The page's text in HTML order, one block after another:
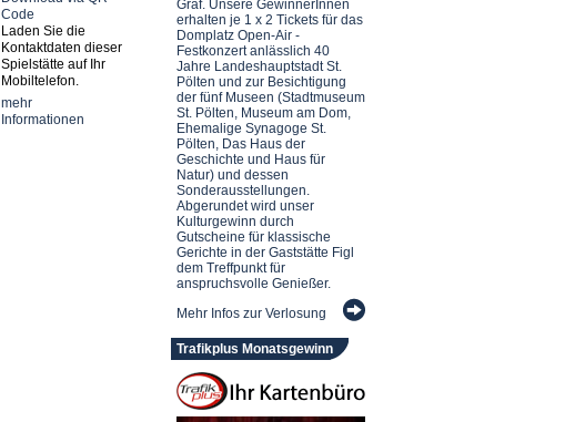
Laden Sie die
Kontaktdaten dieser
Spielstätte auf Ihr
Mobiltelefon.
mehr
Informationen
Graf. Unsere GewinnerInnen
erhalten je 1 x 2 Tickets für das
Domplatz Open-Air -
Festkonzert anlässlich 40
Jahre Landeshauptstadt St.
Pölten und zur Besichtigung
der fünf Museen (Stadtmuseum
St. Pölten, Museum am Dom,
Ehemalige Synagoge St.
Pölten, Das Haus der
Geschichte und Haus für
Natur) und dessen
Sonderausstellungen.
Abgerundet wird unser
Kulturgewinn durch
Gutscheine für klassische
Gerichte in der Gaststätte Figl
dem Treffpunkt für
anspruchsvolle Genießer.
Mehr Infos zur Verlosung
Trafikplus Monatsgewinn